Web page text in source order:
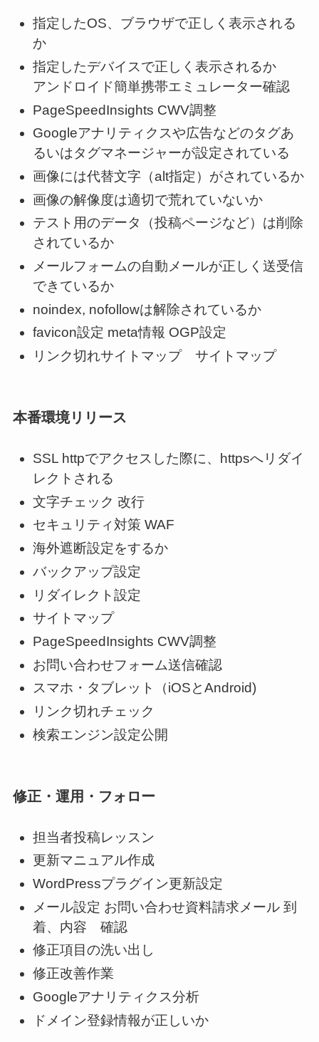
指定したOS、ブラウザで正しく表示される
か
指定したデバイスで正しく表示されるか
アンドロイド簡単携帯エミュレーター確認
PageSpeedInsights CWV調整
Googleアナリティクスや広告などのタグあ
るいはタグマネージャーが設定されている
画像には代替文字（alt指定）がされているか
画像の解像度は適切で荒れていないか
テスト用のデータ（投稿ページなど）は削除
されているか
メールフォームの自動メールが正しく送受信
できているか
noindex, nofollowは解除されているか
favicon設定 meta情報 OGP設定
リンク切れサイトマップ サイトマップ
本番環境リリース
SSL httpでアクセスした際に、httpsへリダイ
レクトされる
文字チェック 改行
セキュリティ対策 WAF
海外遮断設定をするか
バックアップ設定
リダイレクト設定
サイトマップ
PageSpeedInsights CWV調整
お問い合わせフォーム送信確認
スマホ・タブレット（iOSとAndroid)
リンク切れチェック
検索エンジン設定公開
修正・運用・フォロー
担当者投稿レッスン
更新マニュアル作成
WordPressプラグイン更新設定
メール設定 お問い合わせ資料請求メール 到
着、内容 確認
修正項目の洗い出し
修正改善作業
Googleアナリティクス分析
ドメイン登録情報が正しいか